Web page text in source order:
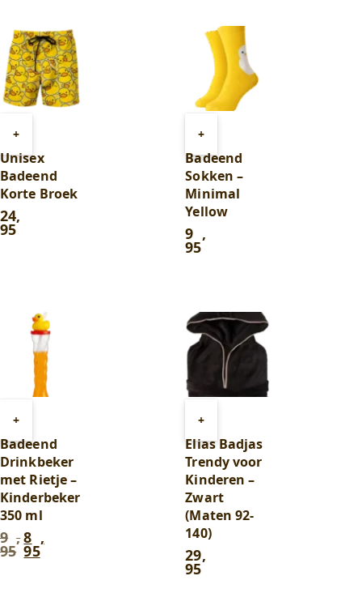
+
winkelwagen
Unisex
Badeend
Korte Broek
24,
95
+
aan
winkelwagen
Badeend
Sokken –
Minimal
Yellow
9 ,
95
+
aan
winkelwagen
Badeend
Drinkbeker
met Rietje –
Kinderbeker
350 ml
9 ,
95
Oorspronkelijke
prijs
8 ,
95
Huidige
+
aan
winkelwagen
Elias Badjas
Trendy voor
Kinderen –
Zwart
(Maten 92-
140)
29,
95